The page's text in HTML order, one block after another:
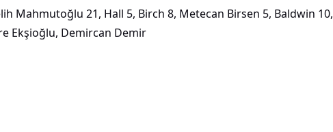
Mahmutoğlu 21, Hall 5, Birch 8, Metecan Birsen 5, Baldwin 10,
Ekşioğlu, Demircan Demir